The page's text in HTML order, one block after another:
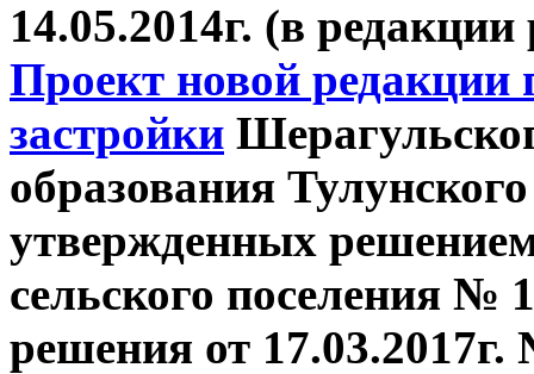
14.05.2014г. (в
Проект новой редакции
застройки
образования
утвержденных
сельского поселения №
решения от